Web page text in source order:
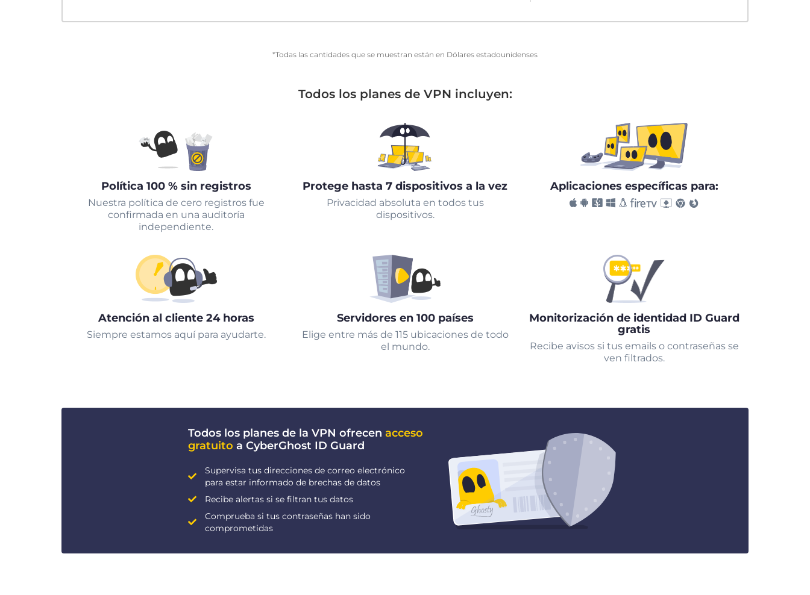
*Todas las cantidades que se muestran están en Dólares estadounidenses
Todos los planes de VPN incluyen:
Política 100 % sin registros
Nuestra política de cero registros fue
confirmada en una auditoría
independiente.
Protege hasta 7 dispositivos a la vez
Privacidad absoluta en todos tus
dispositivos.
Aplicaciones específicas para:
Atención al cliente 24 horas
Siempre estamos aquí para ayudarte.
Servidores en 100 países
Elige entre más de 115 ubicaciones de todo
el mundo.
Monitorización de identidad ID Guard
gratis
Recibe avisos si tus emails o contraseñas se
ven filtrados.
Todos los planes de la VPN ofrecen acceso
gratuito a CyberGhost ID Guard
Supervisa tus direcciones de correo electrónico
para estar informado de brechas de datos
Recibe alertas si se filtran tus datos
Comprueba si tus contraseñas han sido
comprometidas